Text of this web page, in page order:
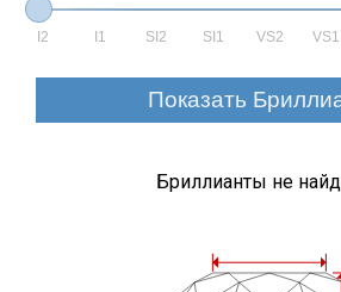
I2 I1 SI2 SI1 VS2 VS1
Бриллианты не